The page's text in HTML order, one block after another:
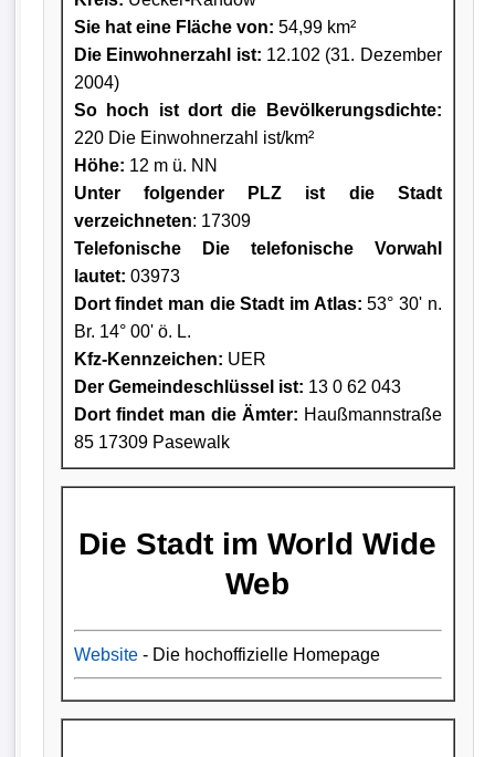
Sie hat eine Fläche von: 54,99 km²
Die Einwohnerzahl ist: 12.102 (31. Dezember
2004)
So hoch ist dort die Bevölkerungsdichte:
220 Die Einwohnerzahl ist/km²
Höhe: 12 m ü. NN
Unter folgender PLZ ist die Stadt
verzeichneten: 17309
Telefonische Die telefonische Vorwahl
lautet: 03973
Dort findet man die Stadt im Atlas: 53° 30' n.
Br. 14° 00' ö. L.
Kfz-Kennzeichen: UER
Der Gemeindeschlüssel ist: 13 0 62 043
Dort findet man die Ämter: Haußmannstraße
85 17309 Pasewalk
Die Stadt im World Wide
Web
Website- Die hochoffizielle Homepage